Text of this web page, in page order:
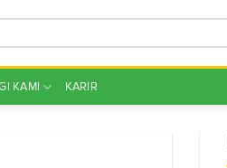
KAMI KARIR